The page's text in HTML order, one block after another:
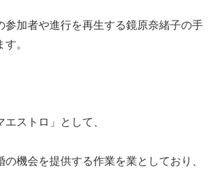
参加者や進行を再生する鏡原奈緒子の手
。
ストロ」として、
機会を提供する作業を業としており、